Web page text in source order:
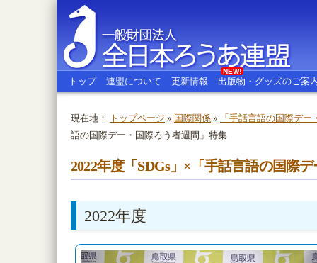
全日本ろうあ連盟
トップ 連盟について 更新情報 出版物・グッズのご案
NEW!
現在地： トップページ » 国際関係 »
「手話言語の国際デ
語の国際デー・国際ろう者週間」特集
2022年度「SDGs」×「手話言語の国際
2022年度